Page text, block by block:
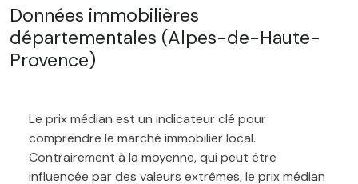
Données immobilières
départementales (Alpes-de-Haute-
Provence)
Le prix médian est un indicateur clé pour
comprendre le marché immobilier local.
Contrairement à la moyenne, qui peut être
influencée par des valeurs extrêmes, le prix médian